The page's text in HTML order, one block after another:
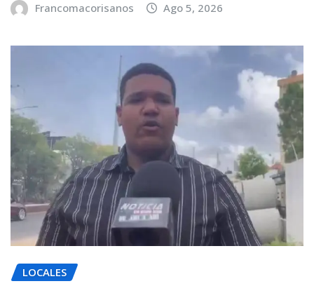
Francomacorisanos Ago 5, 2026
LOCALES